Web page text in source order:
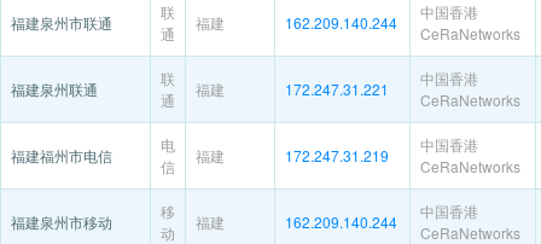
福建泉州市联通
联
通
福建 162.209.140.244
中国香港
CeRaNetworks
福建泉州联通
联
通
福建 172.247.31.221
中国香港
CeRaNetworks
福建福州市电信
电
信
福建 172.247.31.219
中国香港
CeRaNetworks
福建泉州市移动
移
动
福建 162.209.140.244
中国香港
CeRaNetworks